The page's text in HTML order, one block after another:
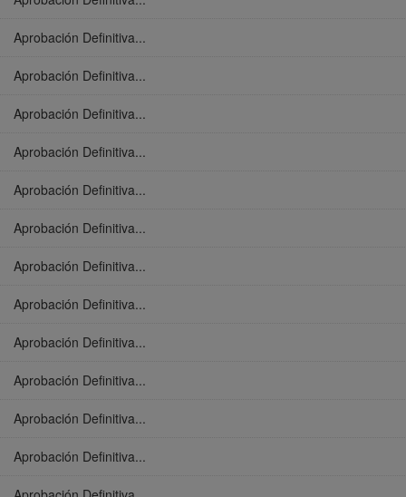
Aprobación Definitiva...
Aprobación Definitiva...
Aprobación Definitiva...
Aprobación Definitiva...
Aprobación Definitiva...
Aprobación Definitiva...
Aprobación Definitiva...
Aprobación Definitiva...
Aprobación Definitiva...
Aprobación Definitiva...
Aprobación Definitiva...
Aprobación Definitiva...